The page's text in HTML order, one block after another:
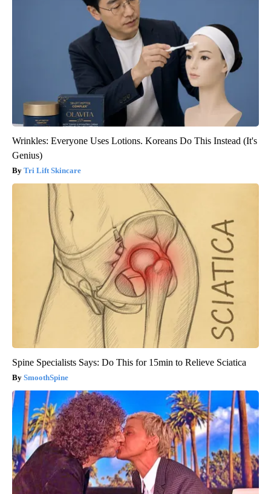
Wrinkles: Everyone Uses Lotions. Koreans Do This Instead (It's
Genius)
Tri Lift Skincare
Spine Specialists Says: Do This for 15min to Relieve Sciatica
SmoothSpine